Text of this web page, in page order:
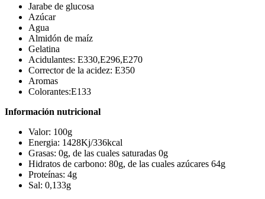
Jarabe de glucosa
Azúcar
Agua
Almidón de maíz
Gelatina
Acidulantes: E330,E296,E270
Corrector de la acidez: E350
Aromas
Colorantes:E133
Información nutricional
Valor: 100g
Energia: 1428Kj/336kcal
Grasas: 0g, de las cuales saturadas 0g
Hidratos de carbono: 80g, de las cuales azúcares 64g
Proteínas: 4g
Sal: 0,133g